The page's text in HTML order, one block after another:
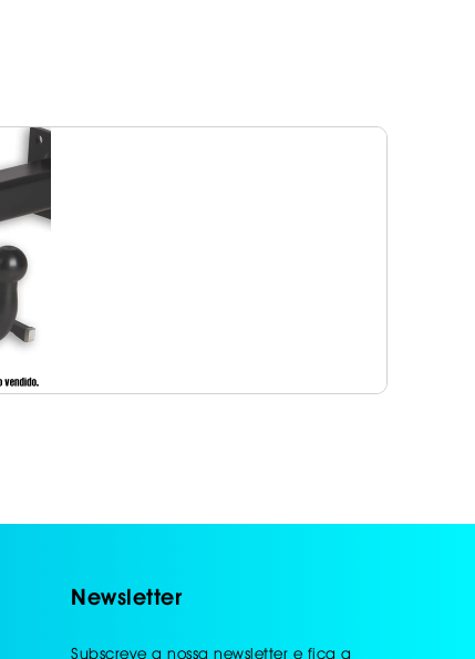
Newsletter
Subscreve a nossa newsletter e fica a